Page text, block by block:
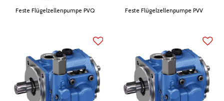
Feste Flügelzellenpumpe PVQ Feste Flügelzellenpumpe PVV